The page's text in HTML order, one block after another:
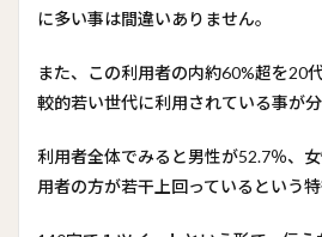
に多い事は間違いありません。
また、この利用者の内約60%超を20
較的若い世代に利用されている事が分
利用者全体でみると男性が52.7％、
用者の方が若干上回っているという特